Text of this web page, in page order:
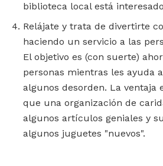
biblioteca local está
Relájate y trata de divertirte
haciendo un servicio a las
El objetivo es (con suerte)
personas mientras les ayuda
algunos desorden. La ventaja
que una organización de
algunos artículos geniales y
algunos juguetes "nuevos".